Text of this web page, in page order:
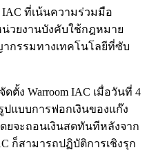
IAC ที่เน้นความร่วมมือ
วยงานบังคับใช้กฎหมาย
กรรมทางเทคโนโลยีที่ซับ
ตั้ง Warroom IAC เมื่อวันที่ 4
ปแบบการฟอกเงินของแก๊ง
ยจะถอนเงินสดทันทีหลังจาก
ก็สามารถปฏิบัติการเชิงรุก